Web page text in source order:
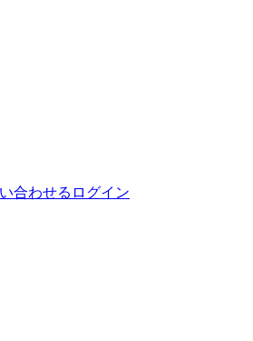
合わせる ログイン